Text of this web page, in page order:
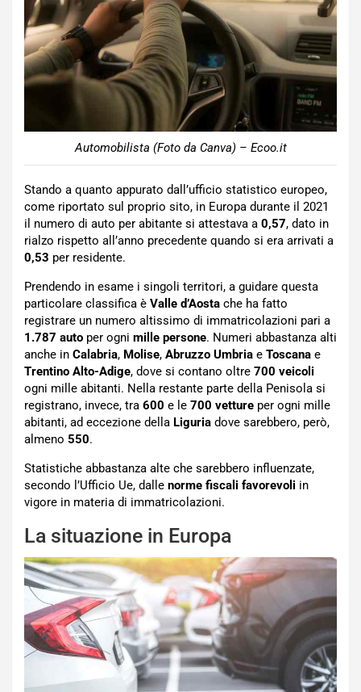
Automobilista (Foto da Canva) – Ecoo.it
Stando a quanto appurato dall’ufficio statistico europeo,
come riportato sul proprio sito, in Europa durante il 2021
il numero di auto per abitante si attestava a 0,57, dato in
rialzo rispetto all’anno precedente quando si era arrivati a
0,53 per residente.
Prendendo in esame i singoli territori, a guidare questa
particolare classifica è Valle d’Aosta che ha fatto
registrare un numero altissimo di immatricolazioni pari a
1.787 auto per ogni mille persone. Numeri abbastanza alti
anche in Calabria, Molise, Abruzzo Umbria e Toscana e
Trentino Alto-Adige, dove si contano oltre 700 veicoli
ogni mille abitanti. Nella restante parte della Penisola si
registrano, invece, tra 600 e le 700 vetture per ogni mille
abitanti, ad eccezione della Liguria dove sarebbero, però,
almeno 550.
Statistiche abbastanza alte che sarebbero influenzate,
secondo l’Ufficio Ue, dalle norme fiscali favorevoli in
vigore in materia di immatricolazioni.
La situazione in Europa